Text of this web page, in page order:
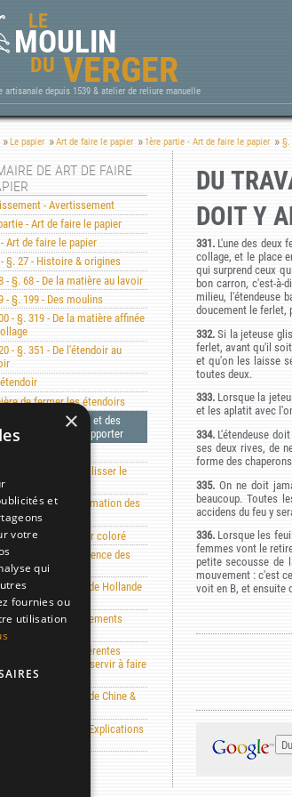
LE
MOULIN
DU VERGER
artisanale depuis 1539 & atelier de reliure manuelle
Le papier Art de faire le papier 1ère partie - Art de faire le papier §.
DE ART DE FAIRE
- Avertissement
- Art de faire le papier
Art de faire le papier
§. 27 - Histoire & origines
- §. 68 - De la matière au lavoir
- §. 199 - Des moulins
- §. 319 - De la matière affinée
- §. 351 - De l'étendoir au
de fermer les étendoirs
travail des étendoirs, et des
qu'on doit y apporter
manières de lisser le
- §. 380 - Tri & formation des
- §. 385 - Du papier coloré
- §. 389 - De l'influence des
- §. 435 - Papiers de Hollande
pays
- §. 511 - Des réglements
a fait en France
- §. 555 - Des différentes
qui pourraient servir à faire
- §. 596 - Papiers de Chine &
partie - Planches & Explications
DU
DOIT Y
331.L'une des deux
collage, et le place
qui surprend ceux
bon carron, c'est-à-
milieu, l'étendeuse
doucement le ferlet,
332.Si la jeteuse
ferlet, avant qu'il
et qu'on les laisse
toutes deux.
333.Lorsque la
et les aplatit avec
334.L'étendeuse
ses deux rives, de
forme des
335.On ne doit
beaucoup. Toutes
accidens du feu y
336.Lorsque les
femmes vont le
petite secousse de
mouvement : c'est
voit en B, et ensuite
×
et
votre
qui
fournies ou
utilisation